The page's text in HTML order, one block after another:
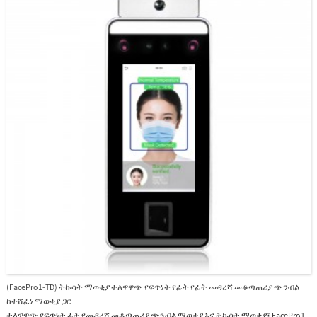
(FacePro1-TD) ትኩሳት ማወቂያ ተለዋዋጭ የፍጥነት የፊት የፊት መዳረሻ መቆጣጠሪያ ጭንብል
ከተሸፈነ ማወቂያ ጋር